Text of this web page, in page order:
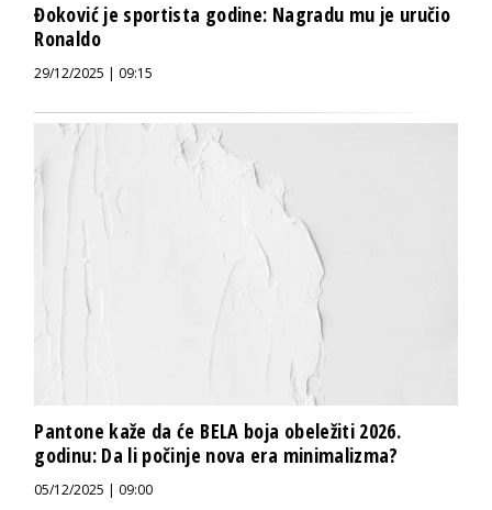
Đoković je sportista godine: Nagradu mu je uručio
Ronaldo
29/12/2025 | 09:15
Pantone kaže da će BELA boja obeležiti 2026.
godinu: Da li počinje nova era minimalizma?
05/12/2025 | 09:00